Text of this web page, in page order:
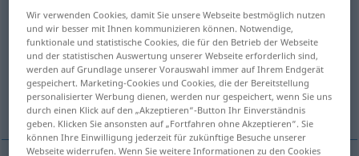
identifizierenv/t <ohnege-; h.>
Übersicht aller Übersetzungen
(Für mehr Details die Übersetzung anklicken/antippen)
kimliğini belirlemek, teşhis etmek
Wir verwenden Cookies, damit Sie unsere Webseite bestmöglich nutzen
und wir besser mit Ihnen kommunizieren können. Notwendige,
funktionale und statistische Cookies, die für den Betrieb der Webseite
und der statistischen Auswertung unserer Webseite erforderlich sind,
werden auf Grundlage unserer Vorauswahl immer auf Ihrem Endgerät
gespeichert. Marketing-Cookies und Cookies, die der Bereitstellung
personalisierter Werbung dienen, werden nur gespeichert, wenn Sie uns
durch einen Klick auf den „Akzeptieren“-Button Ihr Einverständnis
geben. Klicken Sie ansonsten auf „Fortfahren ohne Akzeptieren“. Sie
können Ihre Einwilligung jederzeit für zukünftige Besuche unserer
Webseite widerrufen. Wenn Sie weitere Informationen zu den Cookies